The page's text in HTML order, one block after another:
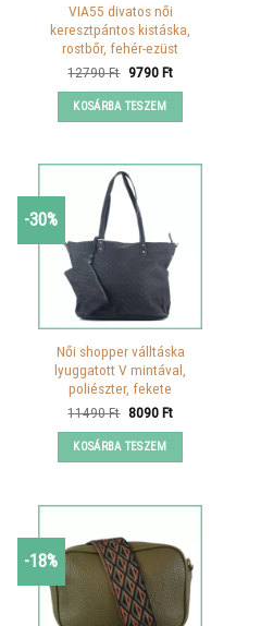
VIA55 divatos női
keresztpántos kistáska,
rostbőr, fehér-ezüst
12790Ft Original
was:
12790 Ft.
9790FtCurrent
KOSÁRBA TESZEM
-30%
Női shopper válltáska
lyuggatott V mintával,
poliészter, fekete
11490Ft Original
was:
11490 Ft.
8090FtCurrent
KOSÁRBA TESZEM
-18%